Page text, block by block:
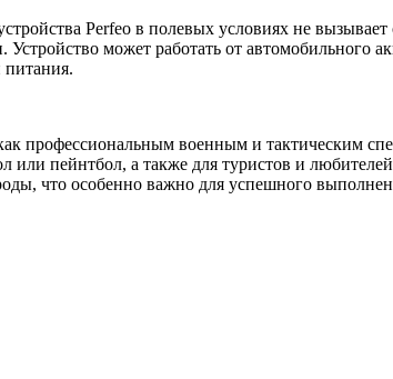
Perfeo в полевых условиях не
может работать от автомобильного
питания.
профессиональным военным и тактическим
или пейнтбол, а также для туристов и
что особенно важно для успешного